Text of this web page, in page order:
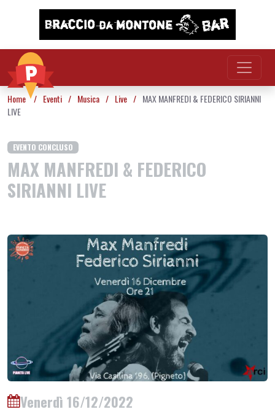
Vai al contenuto
Home / Eventi / Musica / Live / MAX MANFREDI & FEDERICO SIRIANNI
LIVE
EVENTO CONCLUSO
MAX MANFREDI & FEDERICO
SIRIANNI LIVE
Venerdì 16/12/2022